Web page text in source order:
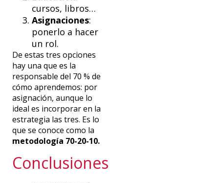
cursos, libros…
Asignaciones:
ponerlo a hacer
un rol.
De estas tres opciones
hay una que es la
responsable del 70 % de
cómo aprendemos: por
asignación, aunque lo
ideal es incorporar en la
estrategia las tres. Es lo
que se conoce como la
metodología 70-20-10.
Conclusiones